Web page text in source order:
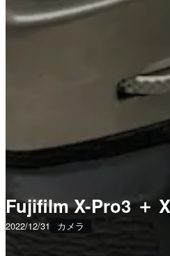
Fujifilm X-Pro3 ＋
2022/12/31 カメラ